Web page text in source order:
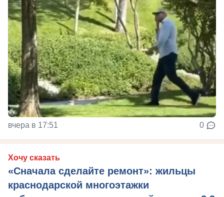
вчера в 17:51 0
Хочу сказать
«Сначала сделайте ремонт»: жильцы
краснодарской многоэтажки